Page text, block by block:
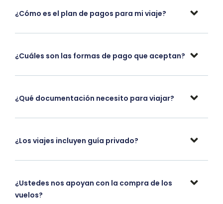
¿Cómo es el plan de pagos para mi viaje?
¿Cuáles son las formas de pago que aceptan?
¿Qué documentación necesito para viajar?
¿Los viajes incluyen guía privado?
¿Ustedes nos apoyan con la compra de los
vuelos?